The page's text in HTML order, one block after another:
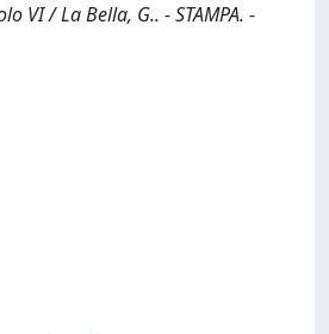
VI / La Bella, G.. - STAMPA. -